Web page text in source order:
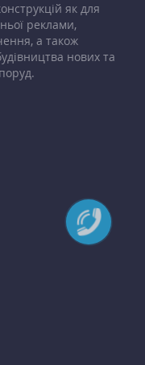
як для
реклами,
а також
нових та